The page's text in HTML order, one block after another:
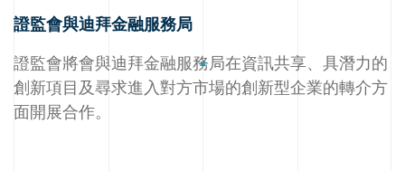
證監會與迪拜金融服務局
證監會將會與迪拜金融服務局在資訊共享、具潛力的
創新項目及尋求進入對方市場的創新型企業的轉介方
面開展合作。